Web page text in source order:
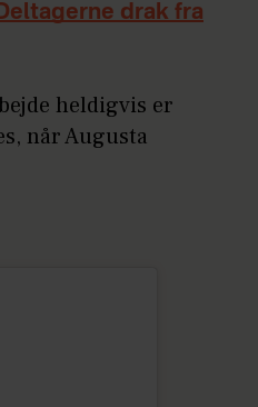
drak fra
heldigvis er
når Augusta